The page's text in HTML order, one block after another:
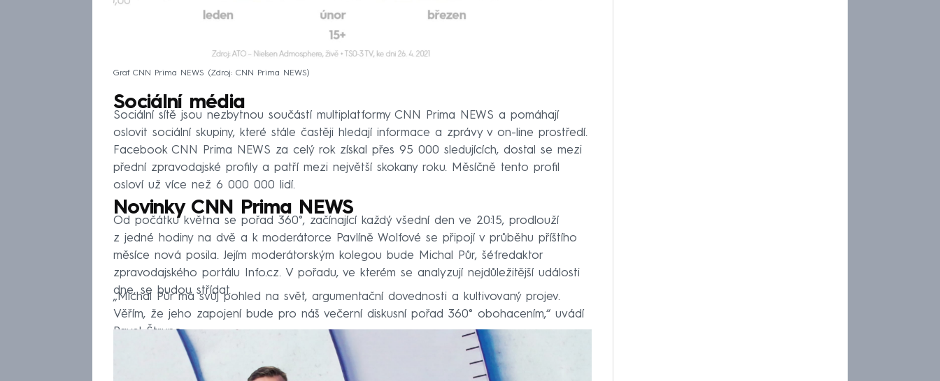
Graf CNN Prima NEWS Zdroj: CNN Prima NEWS
Sociální média
Sociální sítě jsou nezbytnou součástí multiplatformy CNN Prima NEWS a pomáhají
oslovit sociální skupiny, které stále častěji hledají informace a zprávy v on-line prostředí.
Facebook CNN Prima NEWS za celý rok získal přes 95 000 sledujících, dostal se mezi
přední zpravodajské profily a patří mezi největší skokany roku. Měsíčně tento profil
osloví už více než 6 000 000 lidí.
Novinky CNN Prima NEWS
Od počátku května se pořad 360°, začínající každý všední den ve 20:15, prodlouží
z jedné hodiny na dvě a k moderátorce Pavlíně Wolfové se připojí v průběhu příštího
měsíce nová posila. Jejím moderátorským kolegou bude Michal Půr, šéfredaktor
zpravodajského portálu Info.cz. V pořadu, ve kterém se analyzují nejdůležitější události
dne, se budou střídat.
„Michal Půr má svůj pohled na svět, argumentační dovednosti a kultivovaný projev.
Věřím, že jeho zapojení bude pro náš večerní diskusní pořad 360° obohacením,“ uvádí
Pavel Štrunc.